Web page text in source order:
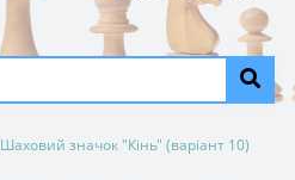
Шаховий значок "Кінь" (варіант 10)